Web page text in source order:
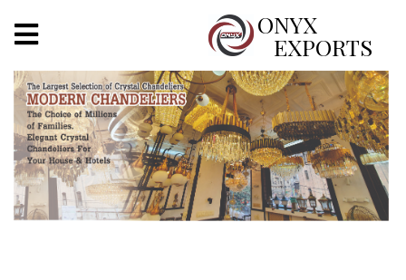
ONYX
EXPORTS
X
ONYX
OUR COMPANY
INDOOR LIGHTING